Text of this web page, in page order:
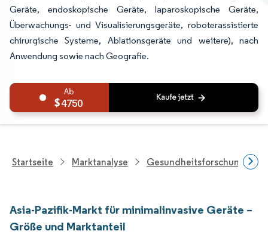
Geräte, endoskopische Geräte, laparoskopische Geräte,
Überwachungs- und Visualisierungsgeräte, roboterassistierte
chirurgische Systeme, Ablationsgeräte und weitere), nach
Anwendung sowie nach Geografie.
4750
Startseite Marktanalyse Gesundheitsforschung
Asia-Pazifik-Markt für minimalinvasive Geräte –
Größe und Marktanteil